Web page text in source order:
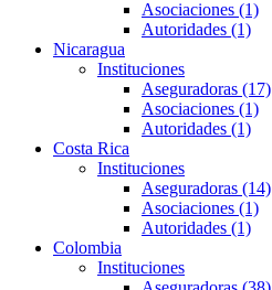
Asociaciones (1)
Autoridades (1)
Nicaragua
Instituciones
Aseguradoras (17)
Asociaciones (1)
Autoridades (1)
Costa Rica
Instituciones
Aseguradoras (14)
Asociaciones (1)
Autoridades (1)
Colombia
Instituciones